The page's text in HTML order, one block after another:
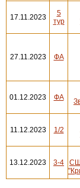
17.11.2023
5
тур
27.11.2023 ФА
01.12.2023 ФА
11.12.2023 1/2
13.12.2023 3-4